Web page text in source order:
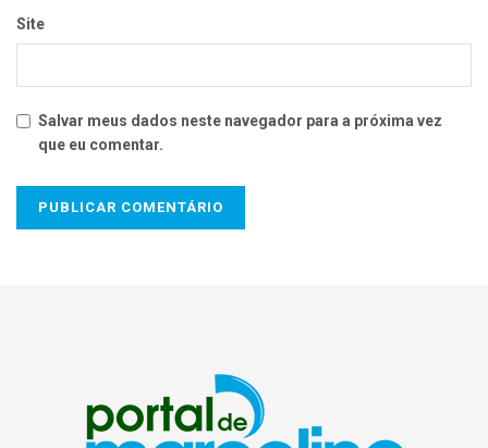
Site
Salvar meus dados neste navegador para a próxima vez
que eu comentar.